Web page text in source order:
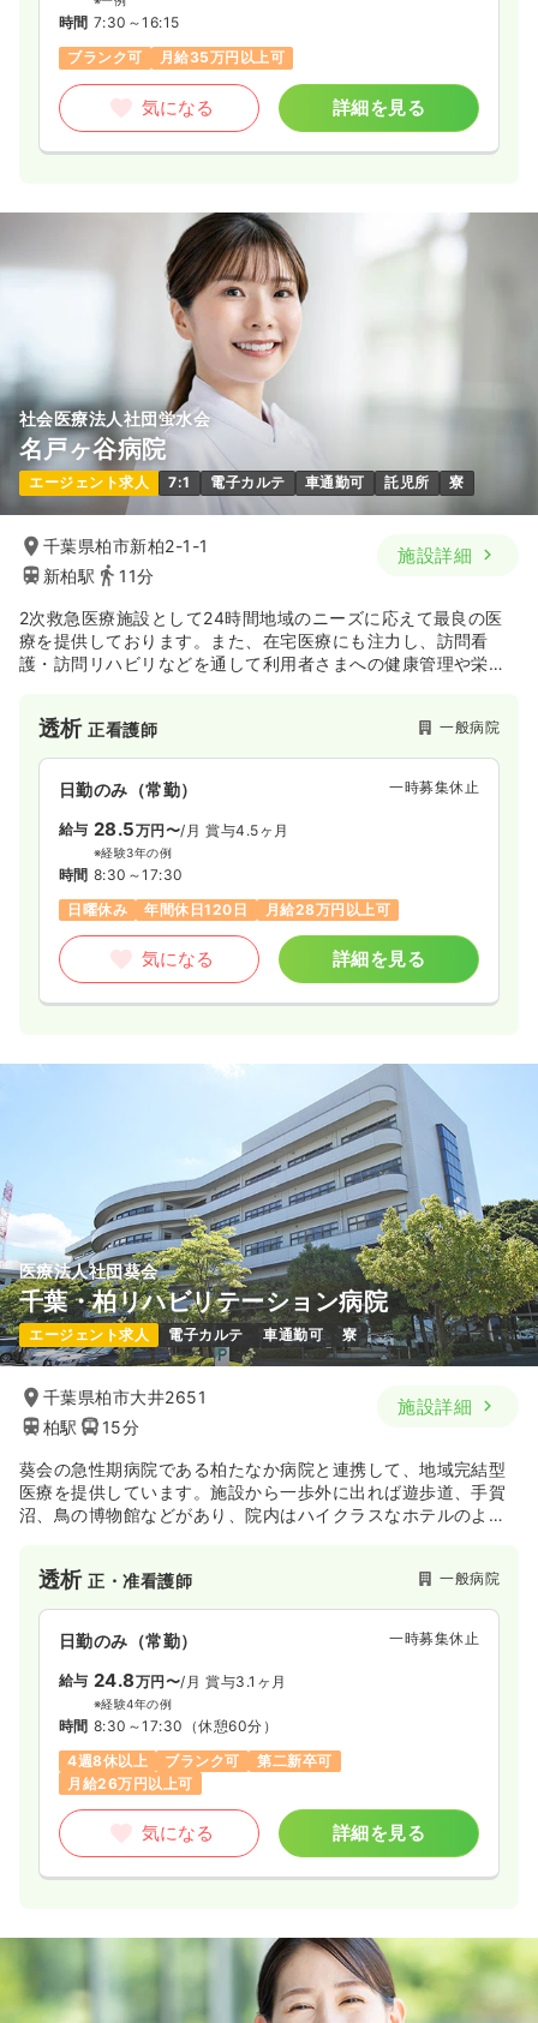
時間 7:30～16:15
ブランク可
月給35万円以上可
気になる 詳細を見る
社会医療法人社団蛍水会
名戸ヶ谷病院
エージェント求人 7:1 電子カルテ 車通勤可 託児所 寮
千葉県柏市新柏2-1-1
新柏駅
11分
施設詳細
2次救急医療施設として24時間地域のニーズに応えて最良の医
療を提供しております。また、在宅医療にも注力し、訪問看
護・訪問リハビリなどを通して利用者さまへの健康管理や栄養
透析正看護師 一般病院
日勤のみ（常勤） 一時募集休止
給与 28.5万円〜/月 賞与4.5ヶ月
※経験3年の例
時間 8:30～17:30
日曜休み
年間休日120日 月給28万円以上可
気になる 詳細を見る
医療法人社団葵会
千葉・柏リハビリテーション病院
エージェント求人 電子カルテ 車通勤可 寮
千葉県柏市大井2651
柏駅
15分
施設詳細
葵会の急性期病院である柏たなか病院と連携して、地域完結型
医療を提供しています。施設から一歩外に出れば遊歩道、手賀
沼、鳥の博物館などがあり、院内はハイクラスなホテルのよう
透析正・准看護師 一般病院
日勤のみ（常勤） 一時募集休止
給与 24.8万円〜/月 賞与3.1ヶ月
※経験4年の例
時間 8:30～17:30 （休憩60分）
4週8休以上
ブランク可
第二新卒可
月給26万円以上可
気になる 詳細を見る